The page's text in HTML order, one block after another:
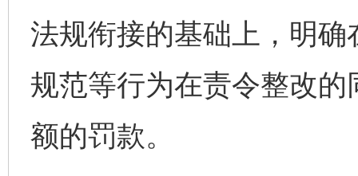
法规衔接的基础上，明
规范等行为在责令整改
额的罚款。